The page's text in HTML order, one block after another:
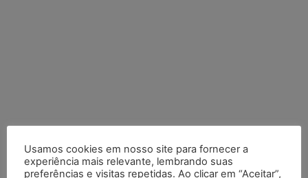
Usamos cookies em nosso site para fornecer a
experiência mais relevante, lembrando suas
preferências e visitas repetidas. Ao clicar em “Aceitar”,